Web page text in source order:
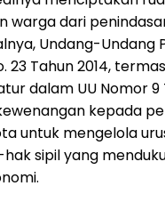
warga dari
Undang-Undang
23 Tahun 2014,
dalam UU Nomor 9
kepada
untuk mengelola
sipil yang